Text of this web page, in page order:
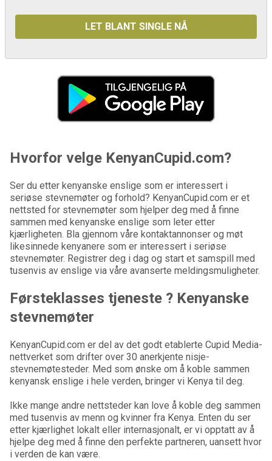
Hvorfor velge KenyanCupid.com?
Ser du etter kenyanske enslige som er interessert i
seriøse stevnemøter og forhold? KenyanCupid.com er et
nettsted for stevnemøter som hjelper deg med å finne
sammen med kenyanske enslige som leter etter
kjærligheten. Bla gjennom våre kontaktannonser og møt
likesinnede kenyanere som er interessert i seriøse
stevnemøter. Registrer deg i dag og start et samspill med
tusenvis av enslige via våre avanserte meldingsmuligheter.
Førsteklasses tjeneste ? Kenyanske
stevnemøter
KenyanCupid.com er del av det godt etablerte Cupid Media-
nettverket som drifter over 30 anerkjente nisje-
stevnemøtesteder. Med som ønske om å koble sammen
kenyansk enslige i hele verden, bringer vi Kenya til deg.
Ikke mange andre nettsteder kan love å koble deg sammen
med tusenvis av menn og kvinner fra Kenya. Enten du ser
etter kjærlighet lokalt eller internasjonalt, er vi opptatt av å
hjelpe deg med å finne den perfekte partneren, uansett hvor
i verden de kan være.